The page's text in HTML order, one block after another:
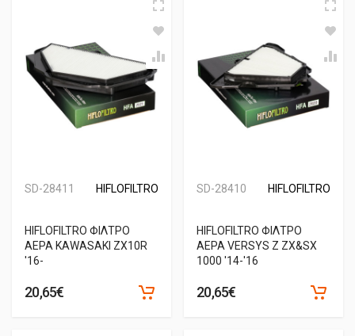
SD-28411 HIFLOFILTRO
HIFLOFILTRO ΦΙΛΤΡΟ
ΑΕΡΑ KAWASAKI ZX10R
'16-
20,65€
SD-28410 HIFLOFILTRO
HIFLOFILTRO ΦΙΛΤΡΟ
ΑΕΡΑ VERSYS Z ZX&SX
1000 '14-'16
20,65€